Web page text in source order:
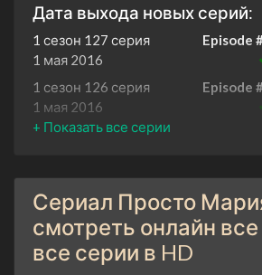
Дата выхода новых серий:
1 сезон 127 серия
Episode
1 мая 2016
1 сезон 126 серия
Episode
1 мая 2016
1 сезон 125 серия
1 сезон 124 серия
Episode
28 апреля 2016
1 сезон 123 серия
Episode
27 апреля 2016
Сериал Просто
смотреть онлайн
все серии в HD